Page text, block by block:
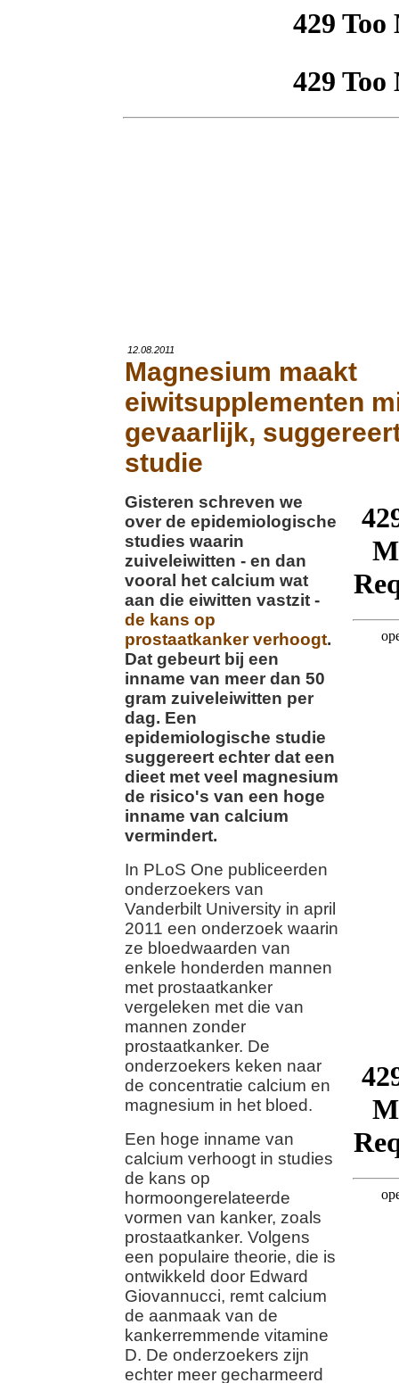
12.08.2011
Magnesium maakt
eiwitsupplementen
gevaarlijk,
studie
Gisteren schreven we
over de epidemiologische
studies waarin
zuiveleiwitten - en dan
vooral het calcium wat
aan die eiwitten vastzit -
de kans op
prostaatkanker verhoogt.
Dat gebeurt bij een
inname van meer dan 50
gram zuiveleiwitten per
dag. Een
epidemiologische studie
suggereert echter dat een
dieet met veel magnesium
de risico's van een hoge
inname van calcium
vermindert.
In PLoS One publiceerden
onderzoekers van
Vanderbilt University in april
2011 een onderzoek waarin
ze bloedwaarden van
enkele honderden mannen
met prostaatkanker
vergeleken met die van
mannen zonder
prostaatkanker. De
onderzoekers keken naar
de concentratie calcium en
magnesium in het bloed.
Een hoge inname van
calcium verhoogt in studies
de kans op
hormoongerelateerde
vormen van kanker, zoals
prostaatkanker. Volgens
een populaire theorie, die is
ontwikkeld door Edward
Giovannucci, remt calcium
de aanmaak van de
kankerremmende vitamine
D. De onderzoekers zijn
echter meer gecharmeerd